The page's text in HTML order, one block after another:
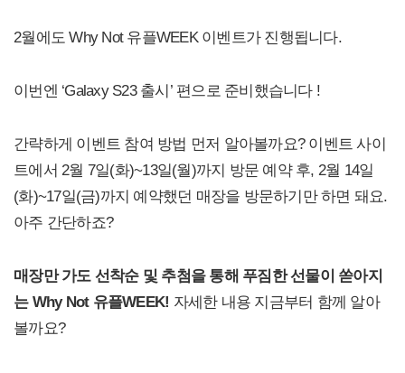
2월에도 Why Not 유플WEEK 이벤트가 진행됩니다.
이번엔 ‘Galaxy S23 출시’ 편으로 준비했습니다 !
간략하게 이벤트 참여 방법 먼저 알아볼까요? 이벤트 사이
트에서 2월 7일(화)~13일(월)까지 방문 예약 후, 2월 14일
(화)~17일(금)까지 예약했던 매장을 방문하기만 하면 돼요.
아주 간단하죠?
매장만 가도 선착순 및 추첨을 통해 푸짐한 선물이 쏟아지
는 Why Not 유플WEEK! 자세한 내용 지금부터 함께 알아
볼까요?